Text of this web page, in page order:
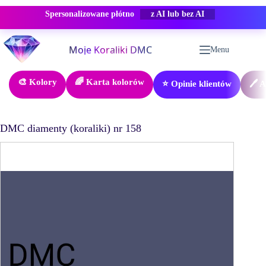
Spersonalizowane płótno -50% RABAT
Przejdź
do
treści
Menu
🎨 Kolory 🌈 Karta kolorów ⭐ Opinie klientów 🖊️
DMC diamenty (koraliki) nr 158